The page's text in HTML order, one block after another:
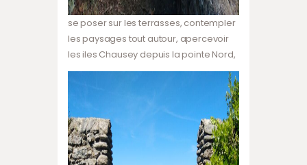
se poser sur les terrasses, contempler
les paysages tout autour, apercevoir
les iles Chausey depuis la pointe Nord,